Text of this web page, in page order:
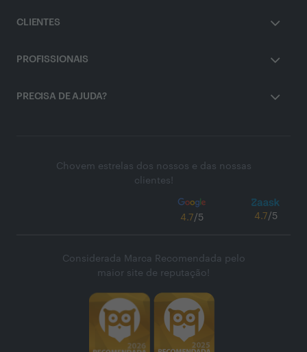
CLIENTES
PROFISSIONAIS
PRECISA DE AJUDA?
Chovem estrelas dos nossos e das nossas
clientes!
4.7/5 4.7/5
Considerada Marca Recomendada pelo
maior site de reputação!